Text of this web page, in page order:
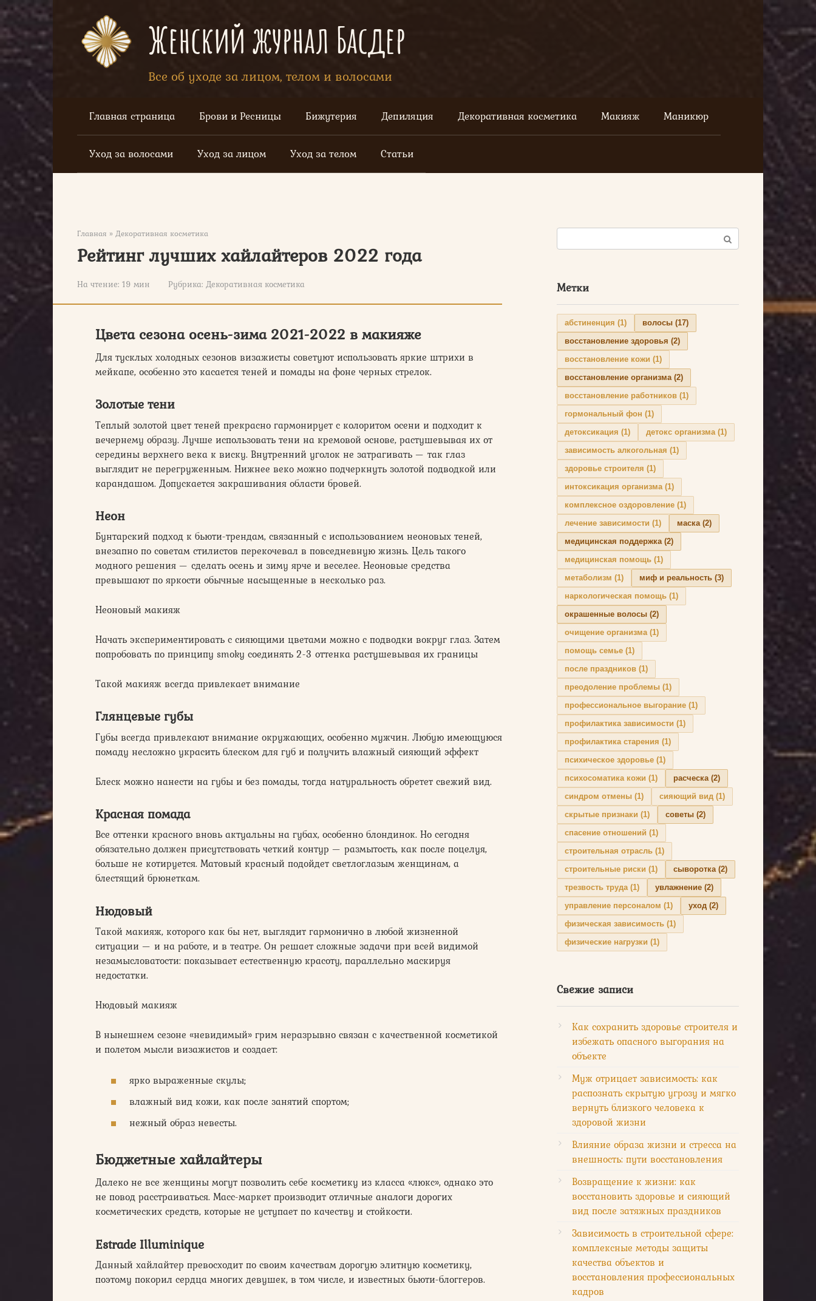
Перейти
к
контенту
Женский журнал Басдер
Все об уходе за лицом, телом и волосами
Главная страница Брови и Ресницы Бижутерия Депиляция Декоративная косметика Макияж Маникюр
Уход за волосами Уход за лицом Уход за телом Статьи
Главная » Декоративная косметика
Рейтинг лучших хайлайтеров 2022 года
На чтение: 19 мин Рубрика: Декоративная косметика
Цвета сезона осень-зима 2021-2022 в макияже
Для тусклых холодных сезонов визажисты советуют использовать яркие штрихи в
мейкапе, особенно это касается теней и помады на фоне черных стрелок.
Золотые тени
Теплый золотой цвет теней прекрасно гармонирует с колоритом осени и подходит к
вечернему образу. Лучше использовать тени на кремовой основе, растушевывая их от
середины верхнего века к виску. Внутренний уголок не затрагивать — так глаз
выглядит не перегруженным. Нижнее веко можно подчеркнуть золотой подводкой или
карандашом. Допускается закрашивания области бровей.
Неон
Бунтарский подход к бьюти-трендам, связанный с использованием неоновых теней,
внезапно по советам стилистов перекочевал в повседневную жизнь. Цель такого
модного решения — сделать осень и зиму ярче и веселее. Неоновые средства
превышают по яркости обычные насыщенные в несколько раз.
Неоновый макияж
Начать экспериментировать с сияющими цветами можно с подводки вокруг глаз. Затем
попробовать по принципу smoky соединять 2-3 оттенка растушевывая их границы
Такой макияж всегда привлекает внимание
Глянцевые губы
Губы всегда привлекают внимание окружающих, особенно мужчин. Любую имеющуюся
помаду несложно украсить блеском для губ и получить влажный сияющий эффект
Блеск можно нанести на губы и без помады, тогда натуральность обретет свежий вид.
Красная помада
Все оттенки красного вновь актуальны на губах, особенно блондинок. Но сегодня
обязательно должен присутствовать четкий контур — размытость, как после поцелуя,
больше не котируется. Матовый красный подойдет светлоглазым женщинам, а
блестящий брюнеткам.
Нюдовый
Такой макияж, которого как бы нет, выглядит гармонично в любой жизненной
ситуации — и на работе, и в театре. Он решает сложные задачи при всей видимой
незамысловатости: показывает естественную красоту, параллельно маскируя
недостатки.
Нюдовый макияж
В нынешнем сезоне «невидимый» грим неразрывно связан с качественной косметикой
и полетом мысли визажистов и создает:
ярко выраженные скулы;
влажный вид кожи, как после занятий спортом;
нежный образ невесты.
Бюджетные хайлайтеры
Далеко не все женщины могут позволить себе косметику из класса «люкс», однако это
не повод расстраиваться. Масс-маркет производит отличные аналоги дорогих
косметических средств, которые не уступает по качеству и стойкости.
Estrade Illuminique
Данный хайлайтер превосходит по своим качествам дорогую элитную косметику,
поэтому покорил сердца многих девушек, в том числе, и известных бьюти-блоггеров.
Поиск:
Метки
абстиненция (1) волосы (17)
восстановление здоровья (2)
восстановление кожи (1)
восстановление организма(2)
восстановление работников (1)
гормональный фон (1)
детоксикация (1) детокс организма(1)
зависимость алкогольная (1)
здоровье строителя (1)
интоксикация организма(1)
комплексное оздоровление (1)
лечение зависимости (1) маска(2)
медицинская поддержка(2)
медицинская помощь (1)
метаболизм (1) миф и реальность (3)
наркологическая помощь (1)
окрашенные волосы (2)
очищение организма(1)
помощь семье (1)
после праздников (1)
преодоление проблемы (1)
профессиональное выгорание (1)
профилактика зависимости (1)
профилактика старения (1)
психическое здоровье (1)
психосоматика кожи (1) расческа(2)
синдром отмены (1) сияющий вид (1)
скрытые признаки (1) советы (2)
спасение отношений (1)
строительная отрасль (1)
строительные риски (1) сыворотка(2)
трезвость труда(1) увлажнение (2)
управление персоналом (1) уход (2)
физическая зависимость (1)
физические нагрузки (1)
Свежие записи
Как сохранить здоровье строителя и
избежать опасного выгорания на
объекте
Муж отрицает зависимость: как
распознать скрытую угрозу и мягко
вернуть близкого человека к
здоровой жизни
Влияние образа жизни и стресса на
внешность: пути восстановления
Возвращение к жизни: как
восстановить здоровье и сияющий
вид после затяжных праздников
Зависимость в строительной сфере:
комплексные методы защиты
качества объектов и
восстановления профессиональных
кадров